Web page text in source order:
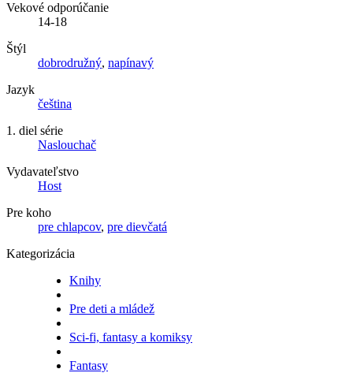
Vekové odporúčanie
14-18
Štýl
dobrodružný, napínavý
Jazyk
čeština
1. diel série
Naslouchač
Vydavateľstvo
Host
Pre koho
pre chlapcov, pre dievčatá
Kategorizácia
Knihy
Pre deti a mládež
Sci-fi, fantasy a komiksy
Fantasy